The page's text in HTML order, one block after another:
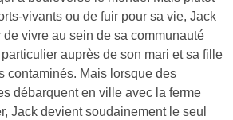
vivants ou de fuir pour sa vie, Jack
vivre au sein de sa communauté
auprès de son mari et sa fille
contaminés. Mais lorsque des
débarquent en ville avec la ferme
Jack devient soudainement le seul